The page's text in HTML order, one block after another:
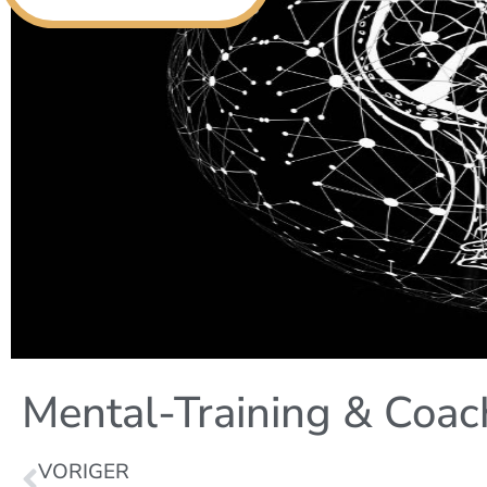
Mental-Training &
VORIGER